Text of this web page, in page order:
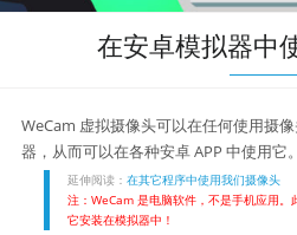
在安卓模拟器中
WeCam 虚拟摄像头可以在任何使用摄
器，从而可以在各种安卓 APP 中使用它。
延伸阅读：在其它程序中使用我们摄像头
注：WeCam 是电脑软件，不是手机应用
它安装在模拟器中！